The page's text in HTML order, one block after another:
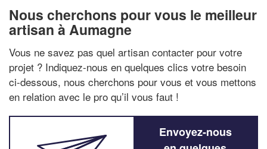
Nous cherchons pour vous le meilleur
artisan à Aumagne
Vous ne savez pas quel artisan contacter pour votre
projet ? Indiquez-nous en quelques clics votre besoin
ci-dessous, nous cherchons pour vous et vous mettons
en relation avec le pro qu’il vous faut !
Envoyez-nous